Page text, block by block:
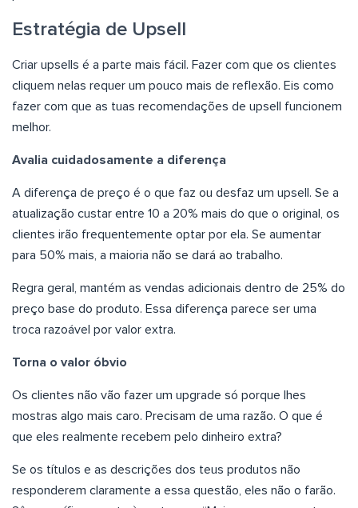
Estratégia de Upsell
Criar upsells é a parte mais fácil. Fazer com que os clientes
cliquem nelas requer um pouco mais de reflexão. Eis como
fazer com que as tuas recomendações de upsell funcionem
melhor.
Avalia cuidadosamente a diferença
A diferença de preço é o que faz ou desfaz um upsell. Se a
atualização custar entre 10 a 20% mais do que o original, os
clientes irão frequentemente optar por ela. Se aumentar
para 50% mais, a maioria não se dará ao trabalho.
Regra geral, mantém as vendas adicionais dentro de 25% do
preço base do produto. Essa diferença parece ser uma
troca razoável por valor extra.
Torna o valor óbvio
Os clientes não vão fazer um upgrade só porque lhes
mostras algo mais caro. Precisam de uma razão. O que é
que eles realmente recebem pelo dinheiro extra?
Se os títulos e as descrições dos teus produtos não
responderem claramente a essa questão, eles não o farão.